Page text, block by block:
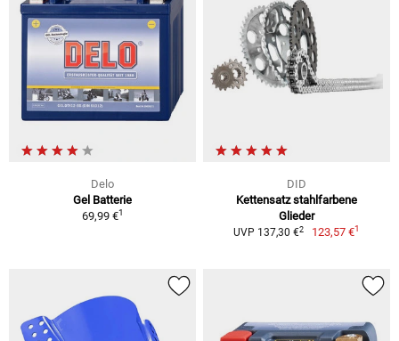
Delo
Gel Batterie
69,99 €1
DID
Kettensatz stahlfarbene
Glieder
UVP 137,30 €2 123,57 €1